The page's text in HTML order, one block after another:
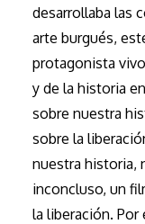
desarrollaba las
arte burgués,
protagonista
y de la historia
sobre nuestra
sobre la
nuestra historia,
inconcluso, un
la liberación.